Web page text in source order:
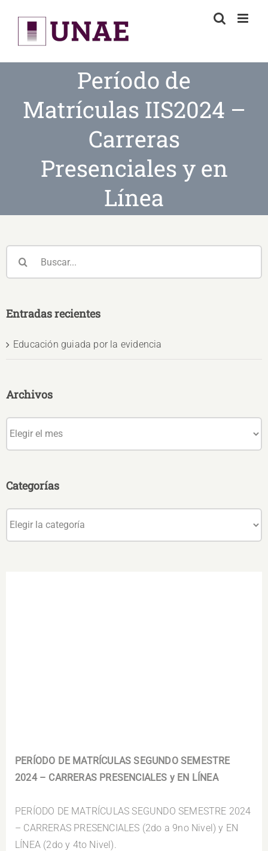
content
Período de
Matrículas IIS2024 –
Carreras
Presenciales y en
Línea
PERÍODO DE MATRÍCULAS SEGUNDO SEMESTRE
2024 – CARRERAS PRESENCIALES y EN LÍNEA
PERÍODO DE MATRÍCULAS SEGUNDO SEMESTRE 2024
– CARRERAS PRESENCIALES (2do a 9no Nivel) y EN
LÍNEA (2do y 4to Nivel).
Entradas recientes
Educación guiada por la evidencia
Archivos
Categorías